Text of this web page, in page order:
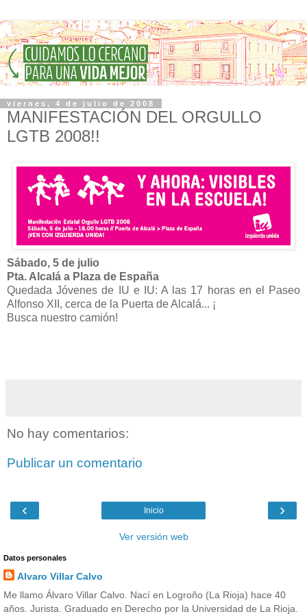
viernes, 4 de julio de 2008
MANIFESTACIÓN DEL ORGULLO
LGTB 2008!!
Sábado, 5 de julio
Pta. Alcalá a Plaza de España
Quedada Jóvenes de IU e IU: A las 17 horas en el Paseo
Alfonso XII, cerca de la Puerta de Alcalá... ¡
Busca nuestro camión!
No hay comentarios:
Publicar un comentario
‹ ›
Inicio
Ver versión web
Datos personales
Alvaro Villar Calvo
Me llamo Álvaro Villar Calvo. Nací en Logroño (La Rioja) hace 40
años. Jurista. Graduado en Derecho por la Universidad de La Rioja.